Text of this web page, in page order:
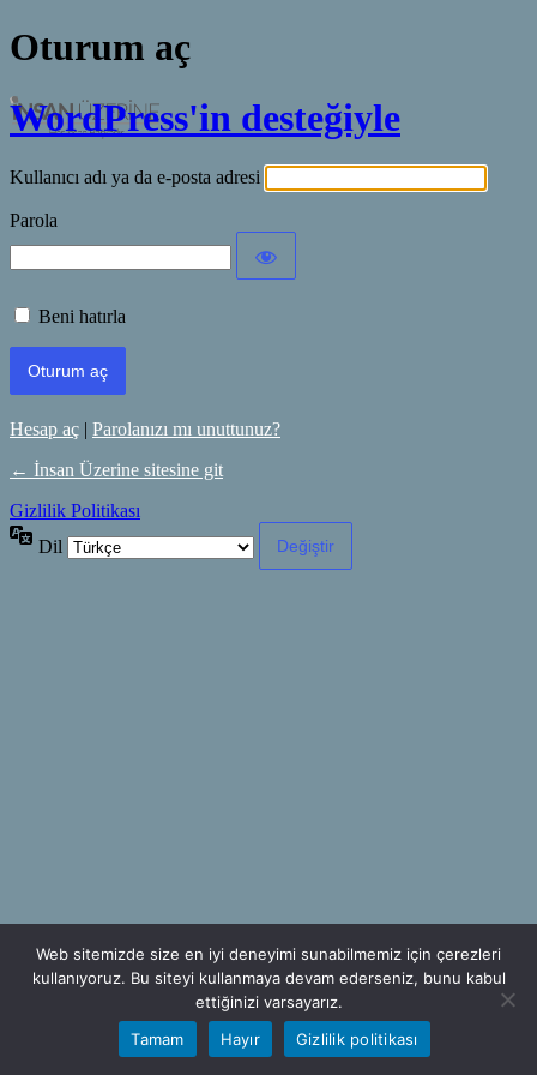
Oturum aç
WordPress'in desteğiyle
Kullanıcı adı ya da e-posta adresi
Parola
Beni hatırla
Hesap aç | Parolanızı mı unuttunuz?
← İnsan Üzerine sitesine git
Gizlilik Politikası
Dil
Web sitemizde size en iyi deneyimi sunabilmemiz için çerezleri
kullanıyoruz. Bu siteyi kullanmaya devam ederseniz, bunu kabul
ettiğinizi varsayarız.
Tamam
Hayır Gizlilik politikası